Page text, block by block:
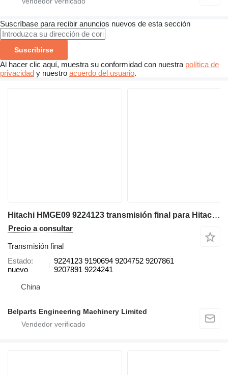
Suscríbase para recibir anuncios nuevos de esta sección
Suscribirse
Al hacer clic aquí, muestra su conformidad con nuestra política de
privacidad y nuestro acuerdo del usuario.
Hitachi HMGE09 9224123 transmisión final para Hitachi ZX70 ZX75UR ZX75US ZX80SB ZX85US excavadora
Precio a consultar
Transmisión final
Estado
nuevo
9224123 9190694 9204752 9207861
9207891 9224241
China
Belparts Engineering Machinery Limited